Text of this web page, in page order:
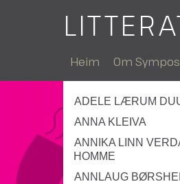
Heim Om
ADELE LÆRUM
ANNA KLEIVA
ANNIKA LINN
HOMME
ANNLAUG